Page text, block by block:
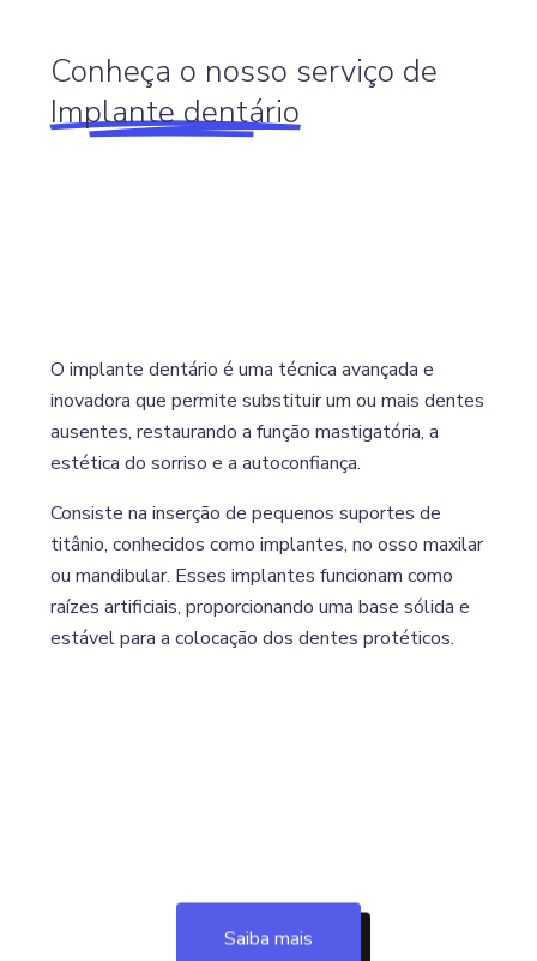
Conheça o nosso serviço de
Implante dentário
O implante dentário é uma técnica avançada e
inovadora que permite substituir um ou mais dentes
ausentes, restaurando a função mastigatória, a
estética do sorriso e a autoconfiança.
Consiste na inserção de pequenos suportes de
titânio, conhecidos como implantes, no osso maxilar
ou mandibular. Esses implantes funcionam como
raízes artificiais, proporcionando uma base sólida e
estável para a colocação dos dentes protéticos.
Saiba mais